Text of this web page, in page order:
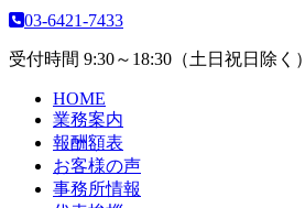
03-6421-7433
受付時間 9:30～18:30（土日祝日除く）
HOME
業務案内
報酬額表
お客様の声
事務所情報